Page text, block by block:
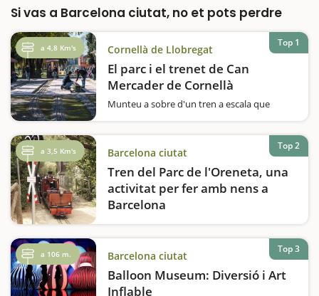
Si vas a Barcelona ciutat, no et pots perdre
a 4,8 Km's Cornellà de Llobregat
El parc i el trenet de Can
Mercader de Cornellà
Munteu a sobre d'un tren a escala que
ferrocarril a escala? El Parc de Can Mercader,
que es va inaugurar el 1987, acull des…
Top 1
a 3,5 Km's Barcelona ciutat
Tren del Parc de l'Oreneta, una
activitat per fer amb nens a
Barcelona
El Tren del Parc de l'Oreneta és una
experiència única que trasllada les famílies al
món dels ferrocarrils en miniatura. Situat al
parc del Castell de l'Oreneta, al districte de
Sarrià-Sant Gervasi de…
Top 2
a 106 m. Barcelona ciutat
Balloon Museum: Diversió i Art
Inflable
Top 3